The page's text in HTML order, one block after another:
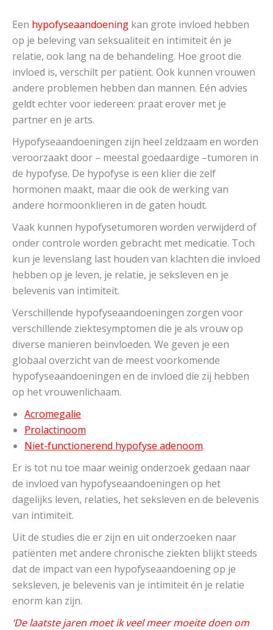
Een hypofyseaandoening kan grote invloed hebben
op je beleving van seksualiteit en intimiteit én je
relatie, ook lang na de behandeling. Hoe groot die
invloed is, verschilt per patiënt. Ook kunnen vrouwen
andere problemen hebben dan mannen. Eén advies
geldt echter voor iedereen: praat erover met je
partner en je arts.
Hypofyseaandoeningen zijn heel zeldzaam en worden
veroorzaakt door – meestal goedaardige –tumoren in
de hypofyse. De hypofyse is een klier die zelf
hormonen maakt, maar die ook de werking van
andere hormoonklieren in de gaten houdt.
Vaak kunnen hypofysetumoren worden verwijderd of
onder controle worden gebracht met medicatie. Toch
kun je levenslang last houden van klachten die invloed
hebben op je leven, je relatie, je seksleven en je
belevenis van intimiteit.
Verschillende hypofyseaandoeningen zorgen voor
verschillende ziektesymptomen die je als vrouw op
diverse manieren beïnvloeden. We geven je een
globaal overzicht van de meest voorkomende
hypofyseaandoeningen en de invloed die zij hebben
op het vrouwenlichaam.
Acromegalie
Prolactinoom
Niet-functionerend hypofyse adenoom.
Er is tot nu toe maar weinig onderzoek gedaan naar
de invloed van hypofyseaandoeningen op het
dagelijks leven, relaties, het seksleven en de belevenis
van intimiteit.
Uit de studies die er zijn en uit onderzoeken naar
patiënten met andere chronische ziekten blijkt steeds
dat de impact van een hypofyseaandoening op je
seksleven, je belevenis van je intimiteit én je relatie
enorm kan zijn.
‘De laatste jaren moet ik veel meer moeite doen om